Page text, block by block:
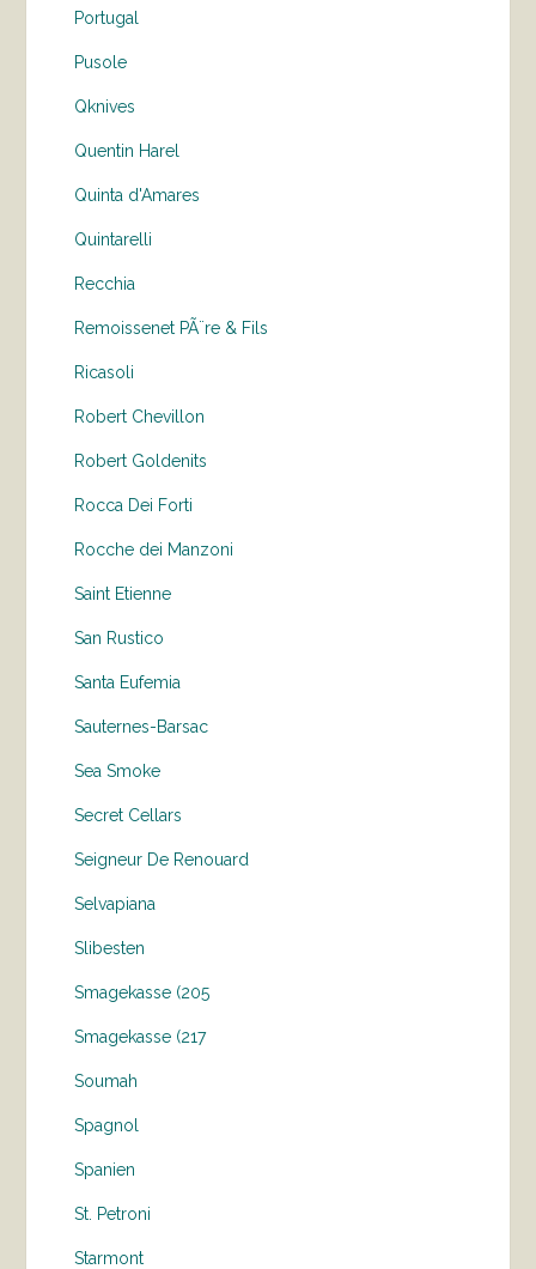
Portugal
Pusole
Qknives
Quentin Harel
Quinta d'Amares
Quintarelli
Recchia
Remoissenet PÃ¨re & Fils
Ricasoli
Robert Chevillon
Robert Goldenits
Rocca Dei Forti
Rocche dei Manzoni
Saint Etienne
San Rustico
Santa Eufemia
Sauternes-Barsac
Sea Smoke
Secret Cellars
Seigneur De Renouard
Selvapiana
Slibesten
Smagekasse (205
Smagekasse (217
Soumah
Spagnol
Spanien
St. Petroni
Starmont